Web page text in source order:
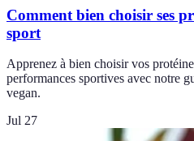
Comment bien choisir ses
sport
Apprenez à bien choisir vos
performances sportives avec notre
vegan.
Jul 27